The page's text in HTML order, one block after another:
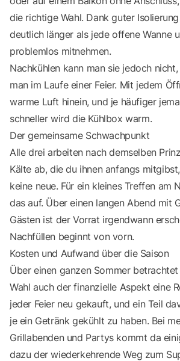
die richtige Wahl. Dank guter
deutlich länger als jede offene Wanne
problemlos mitnehmen.
Nachkühlen kann man sie jedoch
man im Laufe einer Feier. Mit jedem
warme Luft hinein, und je häufiger
schneller wird die Kühlbox warm.
Der gemeinsame Schwachpunkt
Alle drei arbeiten nach demselben
Kälte ab, die du ihnen anfangs
keine neue. Für ein kleines Treffen am
das auf. Über einen langen Abend mit
Gästen ist der Vorrat irgendwann
Nachfüllen beginnt von vorn.
Kosten und Aufwand über die Saison
Über einen ganzen Sommer
Wahl auch der finanzielle Aspekt eine
jeder Feier neu gekauft, und ein Teil
je ein Getränk gekühlt zu haben. Bei
Grillabenden und Partys kommt da
dazu der wiederkehrende Weg zum